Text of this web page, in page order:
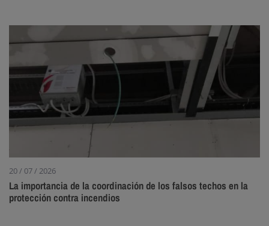
20 / 07 / 2026
La importancia de la coordinación de los falsos techos en la
protección contra incendios